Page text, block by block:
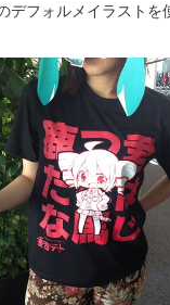
デフォルメイラストを